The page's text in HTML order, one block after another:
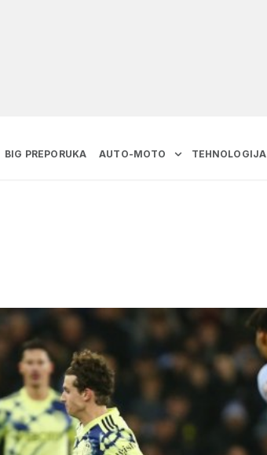
BIG PREPORUKA AUTO-MOTO TEHNOLOGIJA